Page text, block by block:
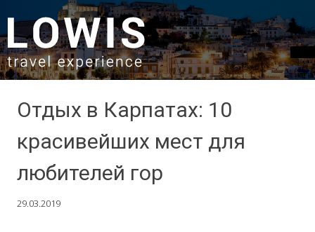
SKIP TO CONTENT
Отдых в Карпатах: 10
красивейших мест для
любителей гор
29.03.2019